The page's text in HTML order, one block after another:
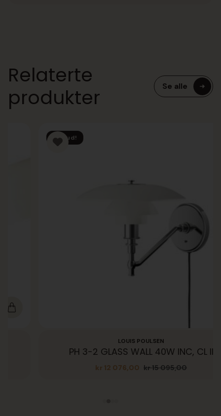
Relaterte
produkter
Se alle
Tilbud!
LOUIS POULSEN
PH 3-2 GLASS WALL 40W INC, CL II
kr15 095,00
Opprinnelig
12 076,00Nåværende